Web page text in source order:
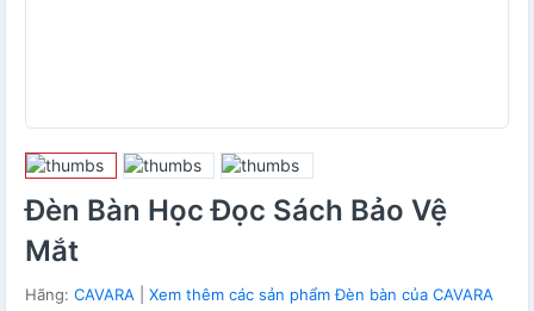
Đèn Bàn Học Đọc Sách Bảo Vệ
Mắt
Hãng: CAVARA Xem thêm các sản phẩm Đèn bàn của CAVARA